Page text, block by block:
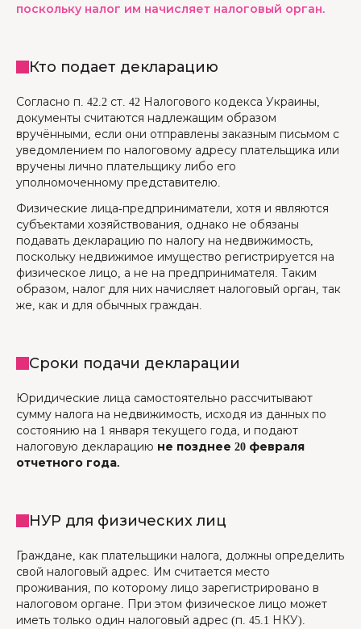
поскольку налог им начисляет налоговый орган.
Кто подает декларацию
Согласно п. 42.2 ст. 42 Налогового кодекса Украины,
документы считаются надлежащим образом
вручёнными, если они отправлены заказным письмом с
уведомлением по налоговому адресу плательщика или
вручены лично плательщику либо его
уполномоченному представителю.
Физические лица-предприниматели, хотя и являются
субъектами хозяйствования, однако не обязаны
подавать декларацию по налогу на недвижимость,
поскольку недвижимое имущество регистрируется на
физическое лицо, а не на предпринимателя. Таким
образом, налог для них начисляет налоговый орган, так
же, как и для обычных граждан.
Сроки подачи декларации
Юридические лица самостоятельно рассчитывают
сумму налога на недвижимость, исходя из данных по
состоянию на 1 января текущего года, и подают
налоговую декларацию не позднее 20 февраля
отчетного года.
НУР для физических лиц
Граждане, как плательщики налога, должны определить
свой налоговый адрес. Им считается место
проживания, по которому лицо зарегистрировано в
налоговом органе. При этом физическое лицо может
иметь только один налоговый адрес (п. 45.1 НКУ).